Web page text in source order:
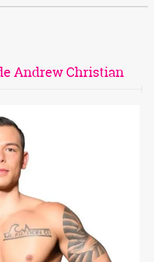
Andrew Christian